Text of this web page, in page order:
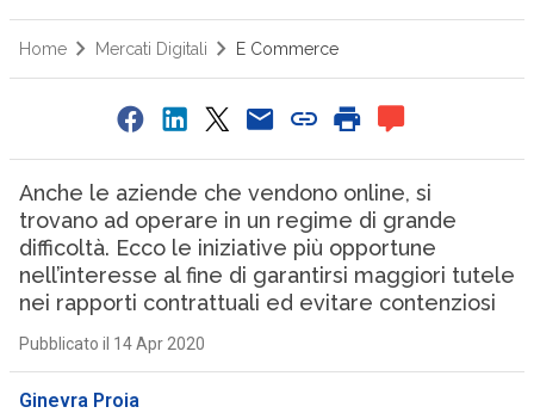
Home Mercati Digitali E Commerce
Anche le aziende che vendono online, si
trovano ad operare in un regime di grande
difficoltà. Ecco le iniziative più opportune
nell’interesse al fine di garantirsi maggiori tutele
nei rapporti contrattuali ed evitare contenziosi
Pubblicato il 14 Apr 2020
Ginevra Proia